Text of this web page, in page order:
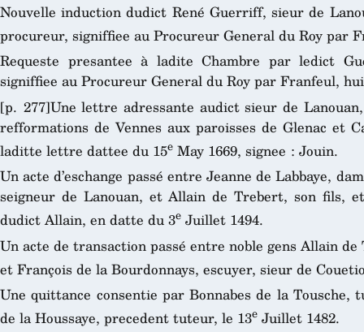
Nouvelle induction dudict René Guerriff, sieur de
procureur, signiffiee au Procureur General du Roy par
Requeste presantee à ladite Chambre par ledict
signiffiee au Procureur General du Roy par Franfeul,
[p. 277]Une lettre adressante audict sieur de
refformations de Vennes aux paroisses de Glenac et
laditte lettre dattee du 15e May 1669, signee : Jouin.
Un acte d’eschange passé entre Jeanne de Labbaye,
seigneur de Lanouan, et Allain de Trebert, son fils,
dudict Allain, en datte du 3e Juillet 1494.
Un acte de transaction passé entre noble gens Allain
et François de la Bourdonnays, escuyer, sieur de
Une quittance consentie par Bonnabes de la
de la Houssaye, precedent tuteur, le 13e Juillet 1482.